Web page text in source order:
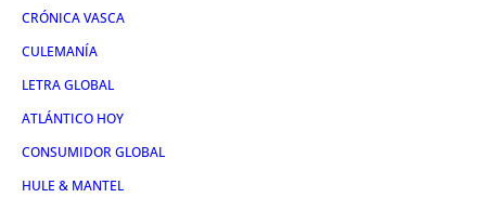
CRÓNICA VASCA
CULEMANÍA
LETRA GLOBAL
ATLÁNTICO HOY
CONSUMIDOR GLOBAL
HULE & MANTEL